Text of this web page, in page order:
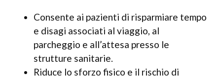
Consente ai pazienti di risparmiare tempo
e disagi associati al viaggio, al
parcheggio e all’attesa presso le
strutture sanitarie.
Riduce lo sforzo fisico e il rischio di